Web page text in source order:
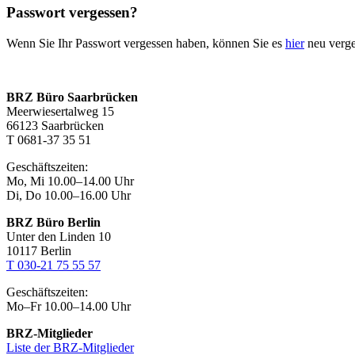
Passwort vergessen?
Wenn Sie Ihr Passwort vergessen haben, können Sie es hierneu
BRZ Büro Saarbrücken
Meerwiesertalweg 15
66123 Saarbrücken
T 0681-37 35 51
Geschäftszeiten:
Mo, Mi 10.00–14.00 Uhr
Di, Do 10.00–16.00 Uhr
BRZ Büro Berlin
Unter den Linden 10
10117 Berlin
T 030-21 75 55 57
Geschäftszeiten:
Mo–Fr 10.00–14.00 Uhr
BRZ-Mitglieder
Liste der BRZ-Mitglieder